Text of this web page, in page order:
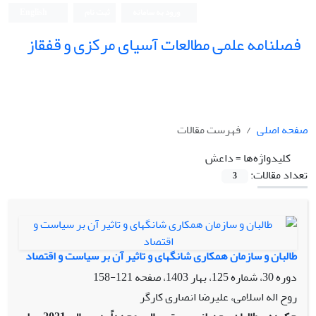
فصلنامه علمی مطالعات آسیای مرکزی و قفقاز
صفحه اصلی
فهرست مقالات
کلیدواژه‌ها =داعش
تعداد مقالات:
3
طالبان و سازمان همکاری شانگهای و تاثیر آن بر سیاست و اقتصاد
دوره 30، شماره 125، بهار 1403، صفحه
121-158
روح اله اسلامی، علیرضا انصاری کارگر